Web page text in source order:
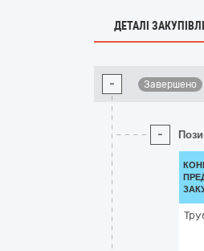
ДЕТАЛІ ЗАКУПІВЛІ
- Завершено
-